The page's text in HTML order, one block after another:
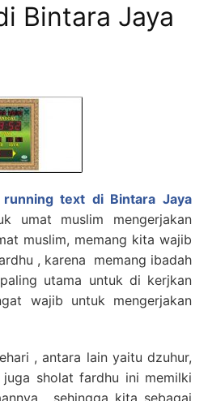
Bintara Jaya
text di Bintara Jaya
umat muslim mengerjakan
muslim, memang kita wajib
, karena memang ibadah
utama untuk di kerjkan
wajib untuk mengerjakan
, antara lain yaitu dzuhur,
sholat fardhu ini memilki
, sehingga kita sebagai